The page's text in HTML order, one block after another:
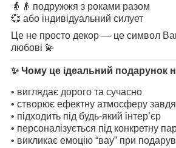
👵👴 подружжя з роками разом
💞 або індивідуальний силует
Це не просто декор — це символ
любові 💫
✨ Чому це ідеальний подарунок
• виглядає дорого та сучасно
• створює ефектну атмосферу
• підходить під будь-який інтер’єр
• персоналізується під конкретну
• викликає емоцію “вау” при